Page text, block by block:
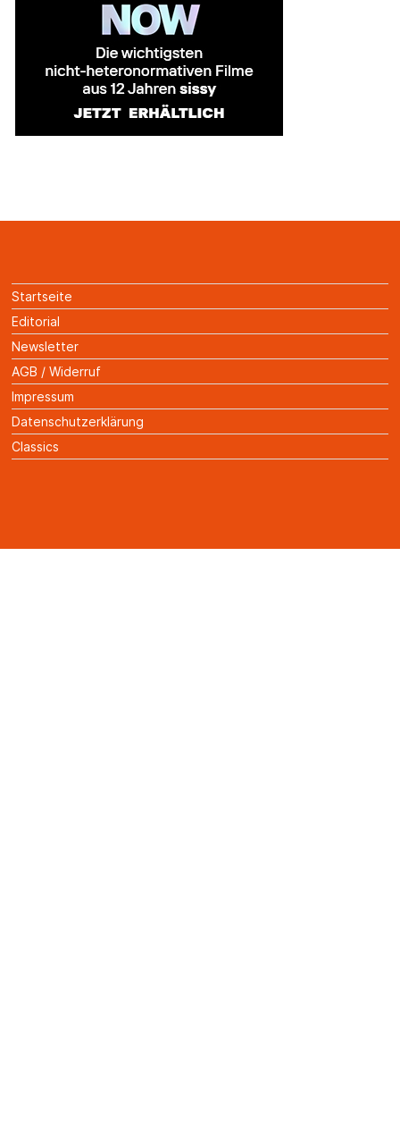
Startseite
Editorial
Newsletter
AGB / Widerruf
Impressum
Datenschutzerklärung
Classics